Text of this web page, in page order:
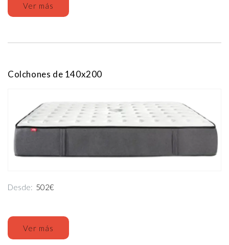
Ver más
Colchones de 140x200
Desde: 502€
Ver más